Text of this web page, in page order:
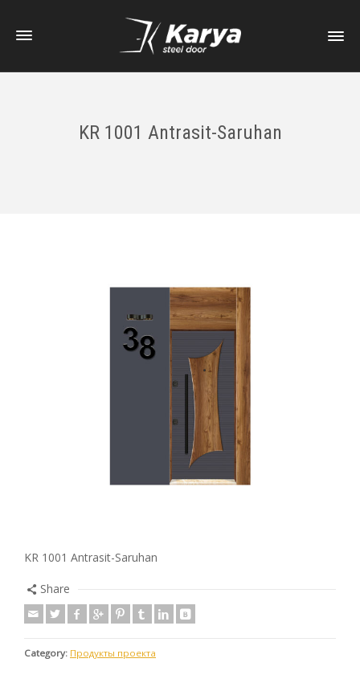
KR 1001 Antrasit-Saruhan
KR 1001 Antrasit-Saruhan
Share
Category: Продукты проекта